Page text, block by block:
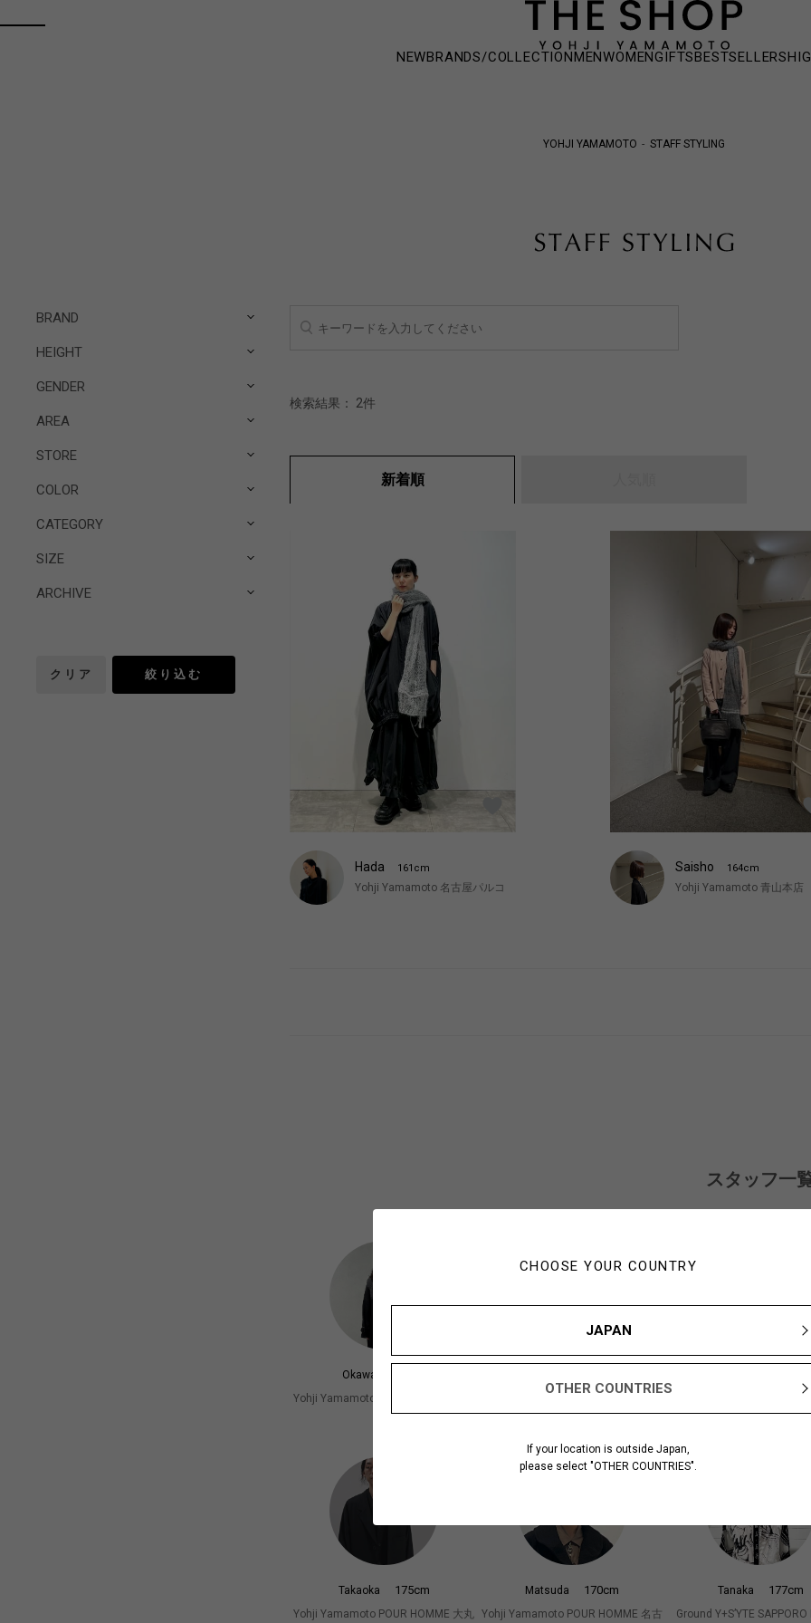
CHOOSE YOUR COUNTRY
JAPAN
OTHER COUNTRIES
If your location is outside Japan,
please select "OTHER COUNTRIES".
NEWBRANDS/COLLECTIONMENWOMENGIFTSBESTSELLERS
YOHJI YAMAMOTO STAFF STYLING
検索結果： 2件
新着順
Hada 161cm
Yohji Yamamoto 名古屋パルコ
Saisho 164cm
Yohji Yamamoto 青山本店
スタッフ一
Okawa
Yohji Yamamoto POUR HOMME 大丸
札幌
札幌
札幌
Takaoka 175cm
Yohji Yamamoto POUR HOMME 大丸
Matsuda 170cm
Yohji Yamamoto POUR HOMME 名古
Tanaka 177cm
Ground Y+S’YTE SAPPORO
BRAND
HEIGHT
GENDER
AREA
STORE
COLOR
CATEGORY
SIZE
ARCHIVE
クリア 絞り込む